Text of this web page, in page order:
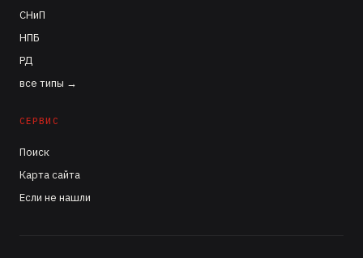
СНиП
НПБ
РД
все типы →
СЕРВИС
Поиск
Карта сайта
Если не нашли